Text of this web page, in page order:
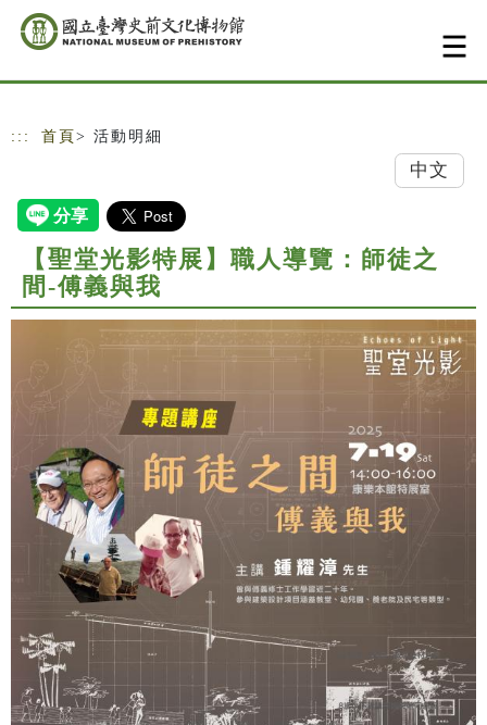
跳到主要內容
網站導覽
::: 首頁 > 活動明細
中文
【聖堂光影特展】職人導覽：師徒之
間-傅義與我